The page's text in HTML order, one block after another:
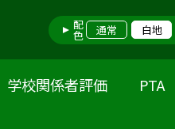
配色 通常 白地
学校関係者評価 PTA